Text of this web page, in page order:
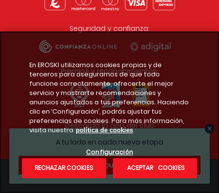
A tu lado en cada nueva etapa
¿Te apuntas?
Seguridad y confianza:
Premios y reconocimientos:
Descarga la app del club
Condiciones legales
En EROSKI utilizamos cookies propias y de
terceros para asegurarnos de que todo
funcione correctamente, ofrecerte el mejor
servicio y mostrarte recomendaciones y
anuncios ajustados a tus preferencias. Haciendo
clic en ‘Configuración’, podrás ajustar tus
preferencias de cookies. Para más información,
visita nuestra política de cookies
Configuración
RECHAZAR COOKIES
ACEPTAR COOKIES